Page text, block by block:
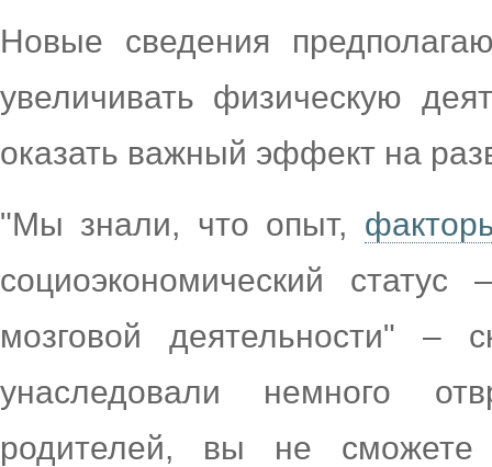
Новые сведения
увеличивать физическую
оказать важный эффект на
"Мы знали, что опыт,
социоэкономический
мозговой деятельности"
унаследовали немного
родителей, вы не сможете